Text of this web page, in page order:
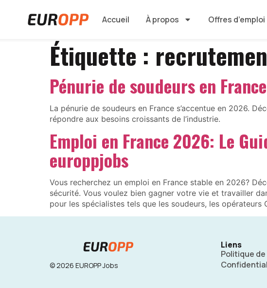
Accueil À propos Offres d’emploi
Étiquette :
Pénurie de soudeurs en
La pénurie de soudeurs en France s’accentue en 2026.
répondre aux besoins croissants de l’industrie.
Emploi en France 2026: Le
europpjobs
Vous recherchez un emploi en France stable en 2026?
sécurité. Vous voulez bien gagner votre vie et travailler
pour les spécialistes tels que les soudeurs, les opérateurs
© 2026 EUROPP Jobs
Liens
Politique de